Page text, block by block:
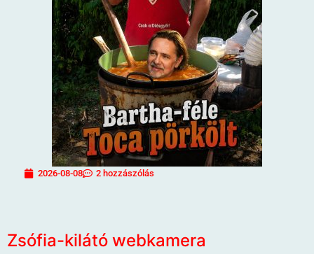
2026-08-08 2 hozzászólás
Zsófia-kilátó webkamera